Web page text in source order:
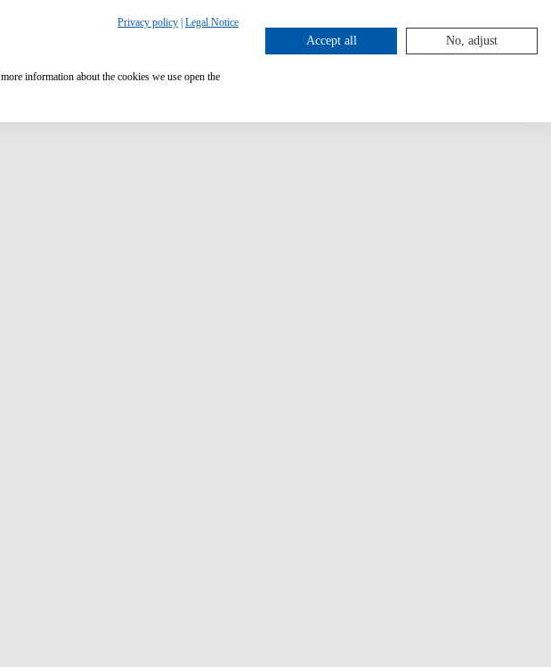
Privacy policy Legal Notice
information about the cookies we use open the
Accept all No, adjust